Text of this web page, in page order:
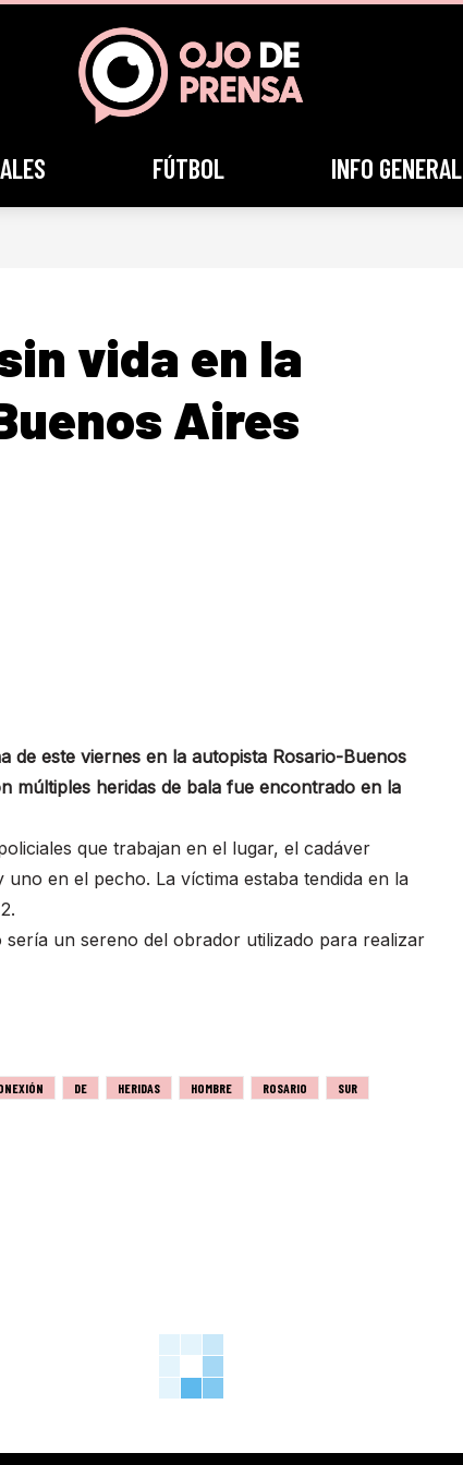
FÚTBOL INFO GENERAL
vida en la
Aires
de este viernes en la autopista Rosario-Buenos
múltiples heridas de bala fue encontrado en la
que trabajan en el lugar, el cadáver
en el pecho. La víctima estaba tendida en la
sería un sereno del obrador utilizado para realizar
DE HERIDAS HOMBRE ROSARIO SUR